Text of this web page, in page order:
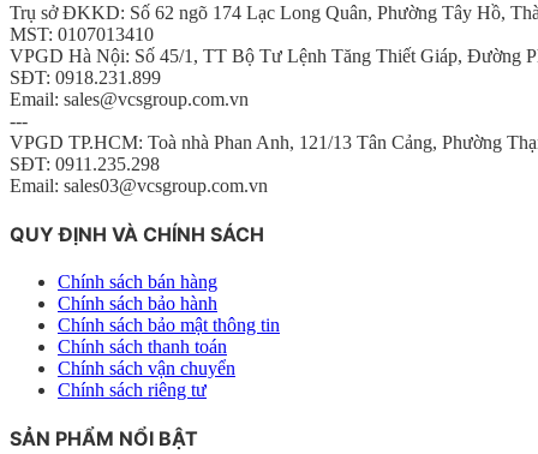
Trụ sở ĐKKD: Số 62 ngõ 174 Lạc Long Quân, Phường Tây Hồ,
MST: 0107013410
VPGD Hà Nội: Số 45/1, TT Bộ Tư Lệnh Tăng Thiết Giáp, Đường
SĐT: 0918.231.899
Email: sales@vcsgroup.com.vn
---
VPGD TP.HCM: Toà nhà Phan Anh, 121/13 Tân Cảng, Phường
SĐT: 0911.235.298
Email: sales03@vcsgroup.com.vn
QUY ĐỊNH VÀ CHÍNH SÁCH
Chính sách bán hàng
Chính sách bảo hành
Chính sách bảo mật thông tin
Chính sách thanh toán
Chính sách vận chuyển
Chính sách riêng tư
SẢN PHẨM NỔI BẬT